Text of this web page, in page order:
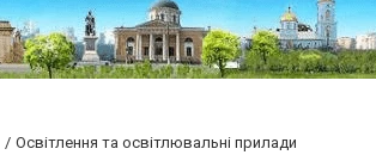
Освітлення та освітлювальні прилади